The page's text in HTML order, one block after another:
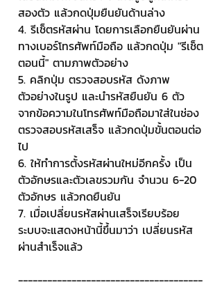
สองตัว แล้วกดปุ่มยืนยันด้านล่าง
4. รีเช็ตรหัสผ่าน โดยการเลือกยืนยันผ่าน
ทางเบอร์โทรศัพท์มือถือ แล้วกดปุ่ม "รีเช็ต
ตอนนี้" ตามภาพตัวอย่าง
5. คลิกปุ่ม ตรวจสอบรหัส ดังภาพ
ตัวอย่างในรูป และนำรหัสยืนยัน 6 ตัว
จากข้อความในโทรศัพท์มือถือมาใส่ในช่อง
ตรวจสอบรหัสเสร็จ แล้วกดปุ่มขั้นตอนต่อ
ไป
6. ให้ทำการตั้งรหัสผ่านใหม่อีกครั้ง เป็น
ตัวอักษรและตัวเลขรวมกัน จำนวน 6-20
ตัวอักษร แล้วกดยืนยัน
7. เมื่อเปลี่ยนรหัสผ่านเสร็จเรียบร้อย
ระบบจะแสดงหน้านี้ขึ้นมาว่า เปลี่ยนรหัส
ผ่านสำเร็จแล้ว
--------------------------------------